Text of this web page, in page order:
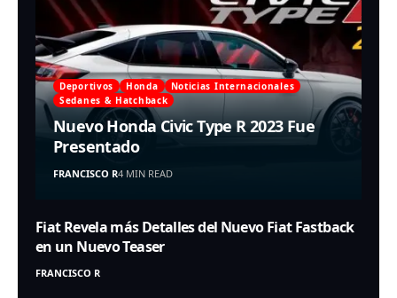
Deportivos Honda
Noticias Internacionales
Sedanes & Hatchback
Nuevo Honda Civic Type R 2023 Fue
Presentado
FRANCISCO R4 MIN READ
Fiat Revela más Detalles del Nuevo Fiat Fastback
en un Nuevo Teaser
FRANCISCO R